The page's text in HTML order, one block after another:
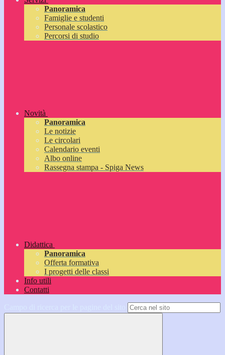
Panoramica
Famiglie e studenti
Personale scolastico
Percorsi di studio
Novità
Panoramica
Le notizie
Le circolari
Calendario eventi
Albo online
Rassegna stampa - Spiga News
Didattica
Panoramica
Offerta formativa
I progetti delle classi
Info utili
Contatti